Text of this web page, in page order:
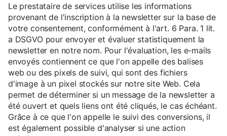
Le prestataire de services utilise les informations
provenant de l'inscription à la newsletter sur la base de
votre consentement, conformément à l'art. 6 Para. 1 lit.
a DSGVO pour envoyer et évaluer statistiquement la
newsletter en notre nom. Pour l'évaluation, les e-mails
envoyés contiennent ce que l'on appelle des balises
web ou des pixels de suivi, qui sont des fichiers
d'image à un pixel stockés sur notre site Web. Cela
permet de déterminer si un message de la newsletter a
été ouvert et quels liens ont été cliqués, le cas échéant.
Grâce à ce que l'on appelle le suivi des conversions, il
est également possible d'analyser si une action